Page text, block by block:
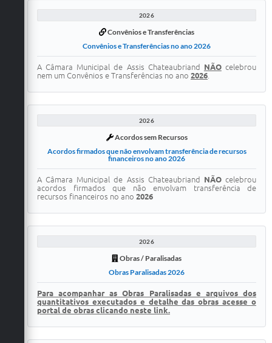
2026
Convênios e Transferências
Convênios e Transferências no ano 2026
A Câmara Municipal de Assis Chateaubriand NÃOcelebrou
nem um Convênios e Transferências no ano 2026
2026
Acordos sem Recursos
Acordos firmados que não envolvam transferência de recursos
financeiros no ano 2026
A Câmara Municipal de Assis Chateaubriand NÃOcelebrou
acordos firmados que não envolvam transferência de
recursos financeiros no ano 2026
2026
Obras / Paralisadas
Obras Paralisadas 2026
Para acompanhar as Obras Paralisadas e arquivos dos
quantitativos executados e detalhe das obras acesse o
portal de obras clicando neste link.